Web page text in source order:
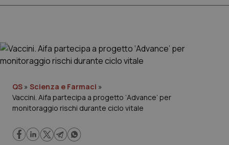
Governo e Parlamento
Regioni e Asl
QS » Scienza e Farmaci »
Vaccini. Aifa partecipa a progetto ‘Advance’ per
monitoraggio rischi durante ciclo vitale